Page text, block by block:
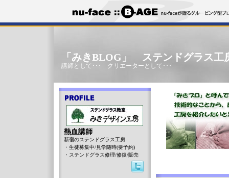
「みきBLOG」 ステンドグラス工
講師として･･･ クリエーターとして･･･
熱血講師
新宿のステンドグラス工房
・生徒募集中/見学随時(要予約)
・ステンドグラス修理/修復/販売